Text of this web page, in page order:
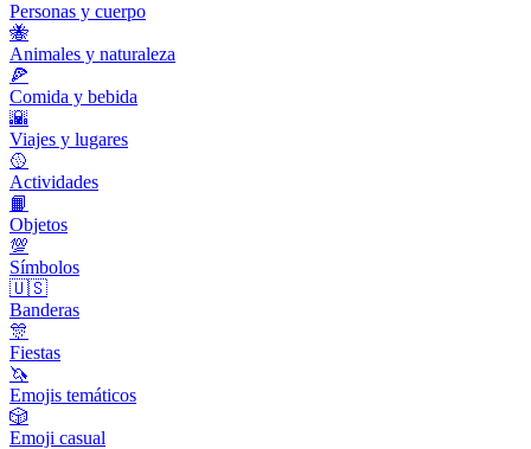
Personas y cuerpo
🐝
Animales y naturaleza
🍕
Comida y bebida
🌇
Viajes y lugares
🥎
Actividades
📙
Objetos
💯
Símbolos
🇺🇸
Banderas
🎊
Fiestas
🦄
Emojis temáticos
🎲
Emoji casual